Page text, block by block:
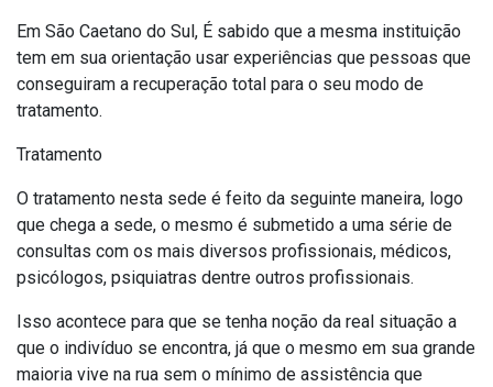
Em São Caetano do Sul, É sabido que a mesma instituição
tem em sua orientação usar experiências que pessoas que
conseguiram a recuperação total para o seu modo de
tratamento.
Tratamento
O tratamento nesta sede é feito da seguinte maneira, logo
que chega a sede, o mesmo é submetido a uma série de
consultas com os mais diversos profissionais, médicos,
psicólogos, psiquiatras dentre outros profissionais.
Isso acontece para que se tenha noção da real situação a
que o indivíduo se encontra, já que o mesmo em sua grande
maioria vive na rua sem o mínimo de assistência que